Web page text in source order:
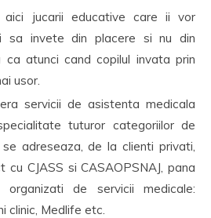
jucarii educative care ii vor
sa invete din placere si nu din
ca atunci cand copilul invata prin
usor.
servicii de asistenta medicala
tuturor categoriilor de
adreseaza, de la clienti privati,
cu CJASS si CASAOPSNAJ, pana
de servicii medicale:
clinic, Medlife etc.